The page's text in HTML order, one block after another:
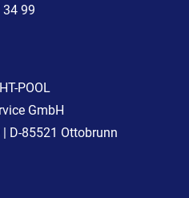
99
POOL
GmbH
D-85521 Ottobrunn